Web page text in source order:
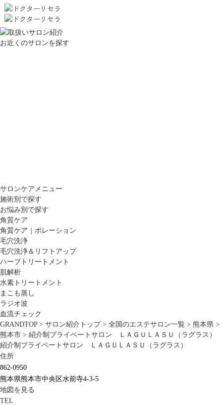
お近くのサロンを探す
サロンケアメニュー
施術別で探す
お悩み別で探す
角質ケア
角質ケア｜ポレーション
毛穴洗浄
毛穴洗浄＆リフトアップ
ハーブトリートメント
肌解析
水素トリートメント
まこも蒸し
ラジオ波
血流チェック
GRANDTOP > サロン紹介トップ > 全国のエステサロン一覧 > 熊本県 >
熊本市 > 紹介制プライベートサロン ＬＡＧＵＬＡＳＵ（ラグラス）
紹介制プライベートサロン ＬＡＧＵＬＡＳＵ（ラグラス）
住所
862-0950
熊本県熊本市中央区水前寺4-3-5
地図を見る
TEL